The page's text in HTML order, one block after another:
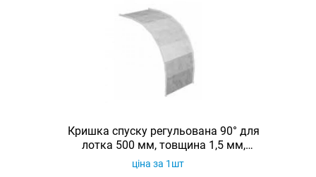
Кришка спуску регульована 90° для
лотка 500 мм, товщина 1,5 мм,
гарячеоцинкована, Eurotray
ціна за 1шт